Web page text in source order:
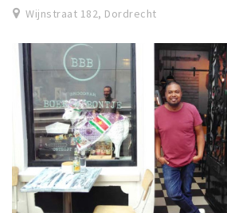
Wijnstraat 182, Dordrecht